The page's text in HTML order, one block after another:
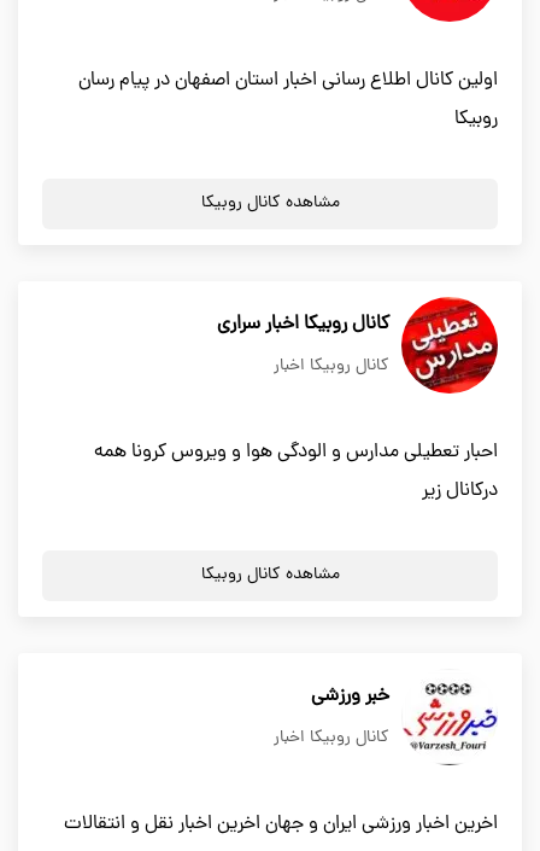
اولین کانال اطلاع رسانی اخبار استان اصفهان در پیام رسان
روبیکا
مشاهده کانال روبیکا
کانال روبیکا اخبار سراری
کانال روبیکا اخبار
احبار تعطیلی مدارس و الودگی هوا و ویروس کرونا همه
درکانال زیر
مشاهده کانال روبیکا
خبر ورزشی
کانال روبیکا اخبار
اخرین اخبار ورزشی ایران و جهان اخرین اخبار نقل و انتقالات